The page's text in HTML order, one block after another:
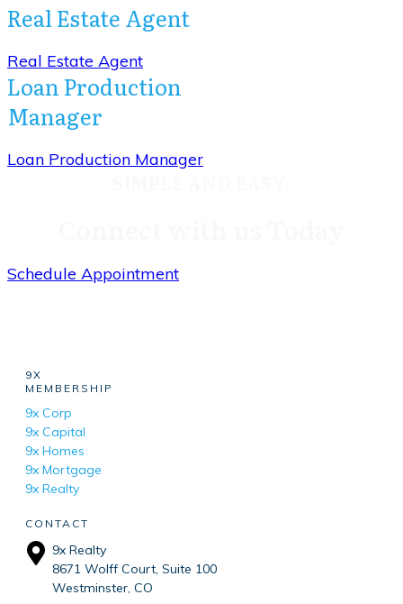
Real Estate Agent
Real Estate Agent
Loan Production
Manager
Loan Production Manager
Schedule Appointment
9X
MEMBERSHIP
9x Corp
9x Capital
9x Homes
9x Mortgage
9x Realty
CONTACT
9x Realty
8671 Wolff Court, Suite 100
Westminster, CO